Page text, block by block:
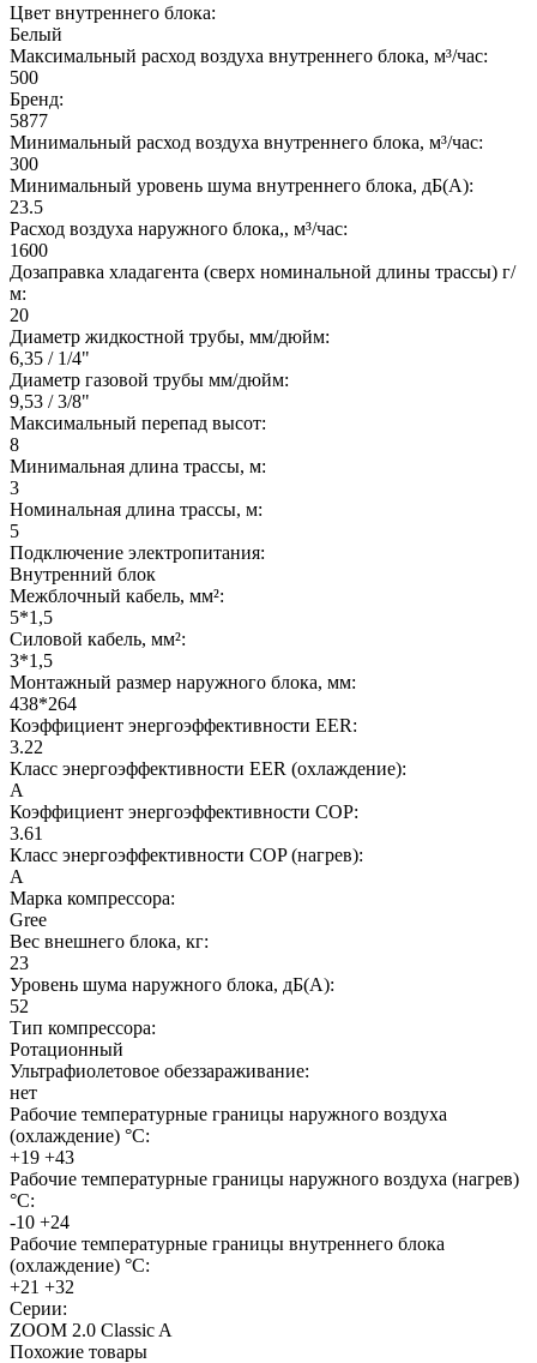
Цвет внутреннего блока:
Белый
Максимальный расход воздуха внутреннего блока, м³/час:
500
Бренд:
5877
Минимальный расход воздуха внутреннего блока, м³/час:
300
Минимальный уровень шума внутреннего блока, дБ(А):
23.5
Расход воздуха наружного блока,, м³/час:
1600
Дозаправка хладагента (сверх номинальной длины трассы) г/
м:
20
Диаметр жидкостной трубы, мм/дюйм:
6,35 / 1/4"
Диаметр газовой трубы мм/дюйм:
9,53 / 3/8"
Максимальный перепад высот:
8
Минимальная длина трассы, м:
3
Номинальная длина трассы, м:
5
Подключение электропитания:
Внутренний блок
Межблочный кабель, мм²:
5*1,5
Силовой кабель, мм²:
3*1,5
Монтажный размер наружного блока, мм:
438*264
Коэффициент энергоэффективности EER:
3.22
Класс энергоэффективности EER (охлаждение):
A
Коэффициент энергоэффективности COP:
3.61
Класс энергоэффективности COP (нагрев):
A
Марка компрессора:
Gree
Вес внешнего блока, кг:
23
Уровень шума наружного блока, дБ(А):
52
Тип компрессора:
Ротационный
Ультрафиолетовое обеззараживание:
нет
Рабочие температурные границы наружного воздуха
(охлаждение) °C:
+19 +43
Рабочие температурные границы наружного воздуха (нагрев)
°C:
-10 +24
Рабочие температурные границы внутреннего блока
(охлаждение) °C:
+21 +32
Серии:
ZOOM 2.0 Classic A
Похожие товары